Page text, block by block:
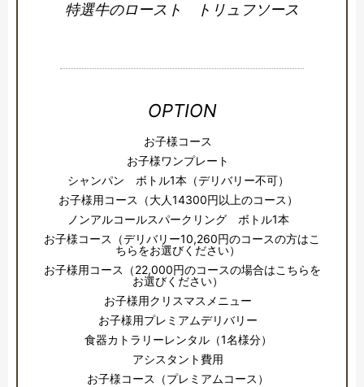
特選牛のロースト トリュフソース
OPTION
お子様コース
お子様ワンプレート
シャンパン ボトル1本（デリバリー不可）
お子様用コース（大人14300円以上のコース）
ノンアルコールスパークリング ボトル1本
お子様コース（デリバリー10,260円のコースの方はこ
ちらをお選びください）
お子様用コース（22,000円のコースの場合はこちらを
お選びください）
お子様用クリスマスメニュー
お子様用プレミアムデリバリー
食器カトラリーレンタル（1名様分）
アシスタント費用
お子様コース（プレミアムコース）